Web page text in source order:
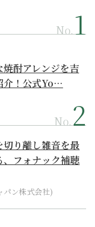
No.
酎アレンジを吉
介！公式Yo…
No.
切り離し雑音を最
、フォナック補聴
パン株式会社)